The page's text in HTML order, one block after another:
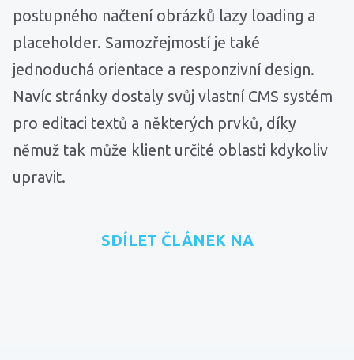
postupného načtení obrázků lazy loading a
placeholder. Samozřejmostí je také
jednoduchá orientace a responzivní design.
Navíc stránky dostaly svůj vlastní CMS systém
pro editaci textů a některých prvků, díky
němuž tak může klient určité oblasti kdykoliv
upravit.
SDÍLET ČLÁNEK NA